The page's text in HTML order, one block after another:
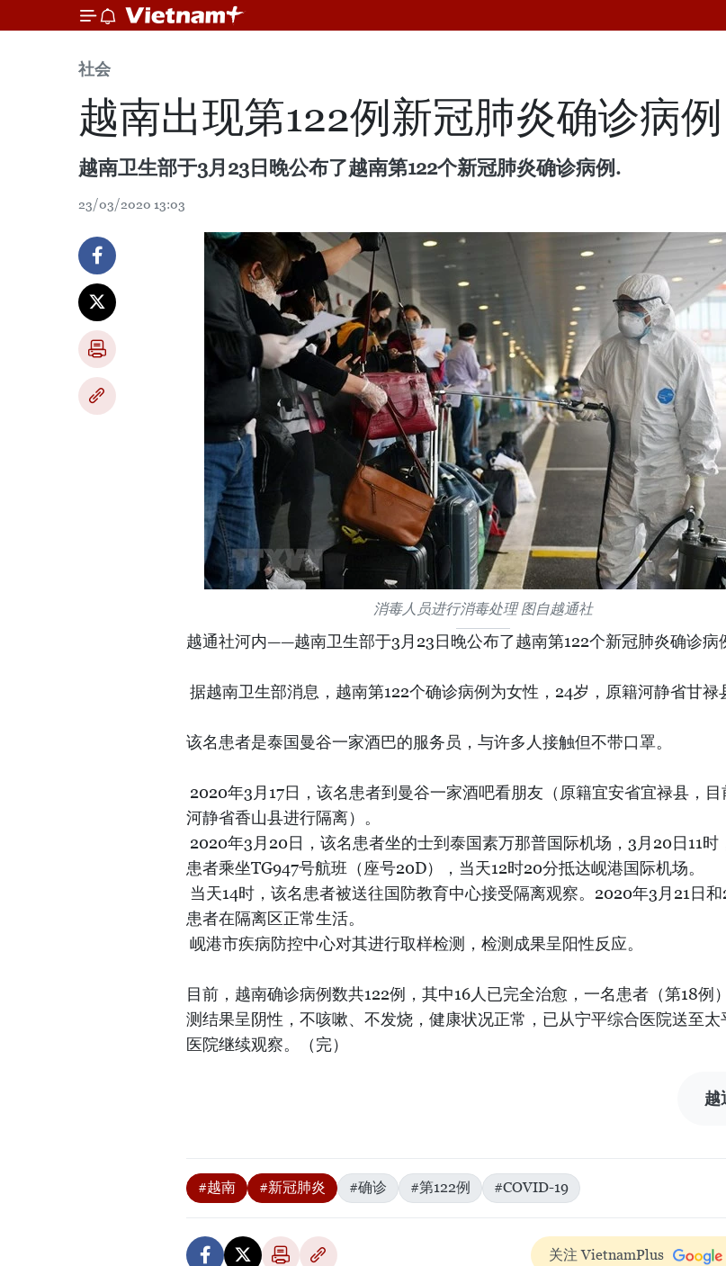
社会
越南出现第122例新冠肺炎确诊病
越南卫生部于3月23日晚公布了越南第122个新冠肺炎确诊病例.
23/03/2020 13:03
消毒人员进行消毒处理 图自越通社
越通社河内——越南卫生部于3月23日晚公布了越南第122个新冠肺炎确诊病
据越南卫生部消息，越南第122个确诊病例为女性，24岁，原籍河静省甘禄
该名患者是泰国曼谷一家酒巴的服务员，与许多人接触但不带口罩。
2020年3月17日，该名患者到曼谷一家酒吧看朋友（原籍宜安省宜禄县，目
河静省香山县进行隔离）。
2020年3月20日，该名患者坐的士到泰国素万那普国际机场，3月20日11时
患者乘坐TG947号航班（座号20D），当天12时20分抵达岘港国际机场。
当天14时，该名患者被送往国防教育中心接受隔离观察。2020年3月21日和
患者在隔离区正常生活。
岘港市疾病防控中心对其进行取样检测，检测成果呈阳性反应。
目前，越南确诊病例数共122例，其中16人已完全治愈，一名患者（第18例
测结果呈阴性，不咳嗽、不发烧，健康状况正常，已从宁平综合医院送至太
医院继续观察。（完）
越
#越南 #新冠肺炎 #确诊 #第122例 #COVID-19
关注 VietnamPlus